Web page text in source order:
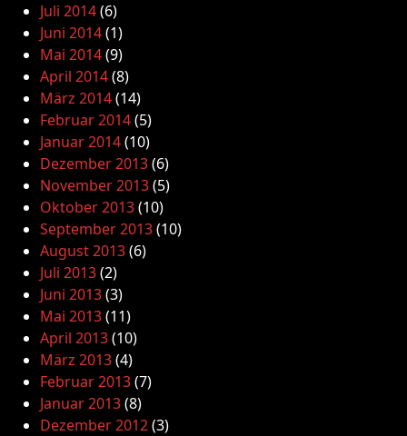
Juli 2014(6)
Juni 2014(1)
Mai 2014(9)
April 2014(8)
März 2014(14)
Februar 2014(5)
Januar 2014(10)
Dezember 2013(6)
November 2013(5)
Oktober 2013(10)
September 2013(10)
August 2013(6)
Juli 2013(2)
Juni 2013(3)
Mai 2013(11)
April 2013(10)
März 2013(4)
Februar 2013(7)
Januar 2013(8)
Dezember 2012(3)